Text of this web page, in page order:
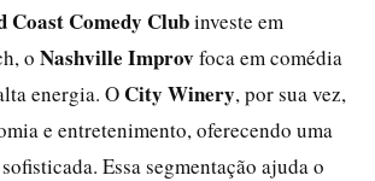
Coast Comedy Clubinveste em
o Nashville Improvfoca em comédia
energia. O City Winery, por sua vez,
e entretenimento, oferecendo uma
Essa segmentação ajuda o